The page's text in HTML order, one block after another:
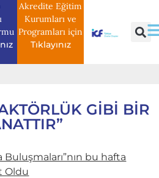
Akredite Eğitim
Kurumları ve
Programları için
Tıklayınız
GIBI BIR
Buluşmaları”nın bu hafta
Oldu